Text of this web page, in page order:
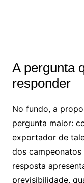
A pergunta
responder
No fundo, a
pergunta maior:
exportador de
dos
resposta
previsibilidade,